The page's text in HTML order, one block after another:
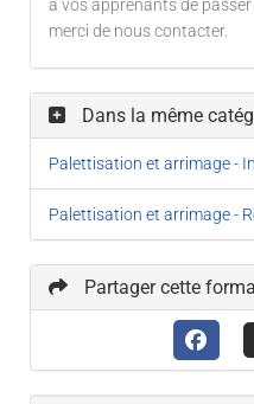
à vos apprenants de
merci de nous contacter.
Dans la même
Palettisation et arrimage -
Palettisation et arrimage -
Partager cette